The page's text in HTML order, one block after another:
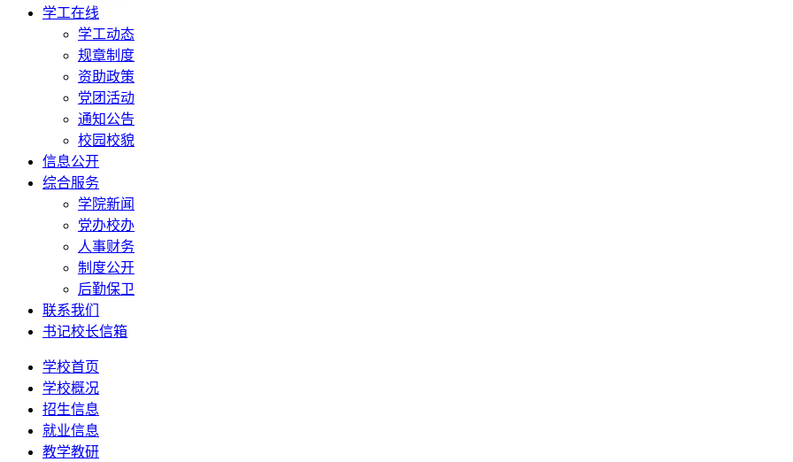
学工在线
学工动态
规章制度
资助政策
党团活动
通知公告
校园校貌
信息公开
综合服务
学院新闻
党办校办
人事财务
制度公开
后勤保卫
联系我们
书记校长信箱
学校首页
学校概况
招生信息
就业信息
教学教研